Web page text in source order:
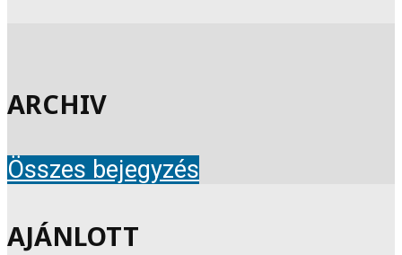
ARCHIV
Összes bejegyzés
AJÁNLOTT